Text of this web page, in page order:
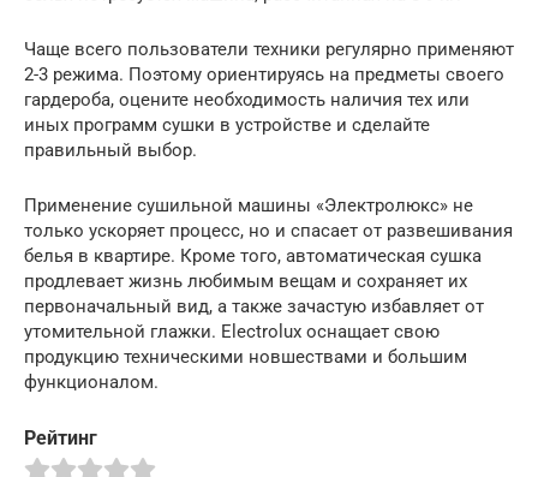
Чаще всего пользователи техники регулярно применяют
2-3 режима. Поэтому ориентируясь на предметы своего
гардероба, оцените необходимость наличия тех или
иных программ сушки в устройстве и сделайте
правильный выбор.
Применение сушильной машины «Электролюкс» не
только ускоряет процесс, но и спасает от развешивания
белья в квартире. Кроме того, автоматическая сушка
продлевает жизнь любимым вещам и сохраняет их
первоначальный вид, а также зачастую избавляет от
утомительной глажки. Electrolux оснащает свою
продукцию техническими новшествами и большим
функционалом.
Рейтинг